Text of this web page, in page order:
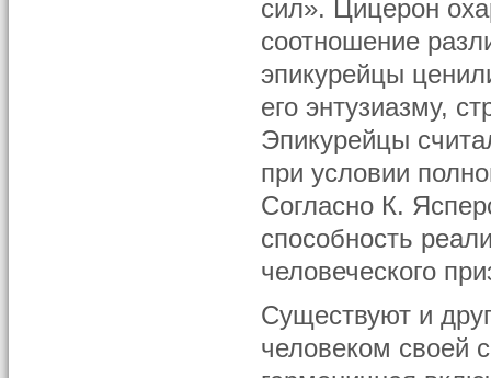
сил». Цицерон
соотношение
эпикурейцы
его энтузиазму,
Эпикурейцы
при условии
Согласно К.
способность
человеческого
Существуют и
человеком своей